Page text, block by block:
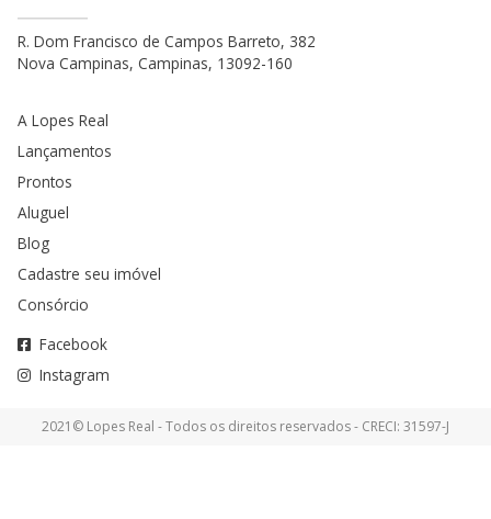
R. Dom Francisco de Campos Barreto, 382
Nova Campinas, Campinas, 13092-160
A Lopes Real
Lançamentos
Prontos
Aluguel
Blog
Cadastre seu imóvel
Consórcio
Facebook
Instagram
2021© Lopes Real - Todos os direitos reservados - CRECI: 31597-J